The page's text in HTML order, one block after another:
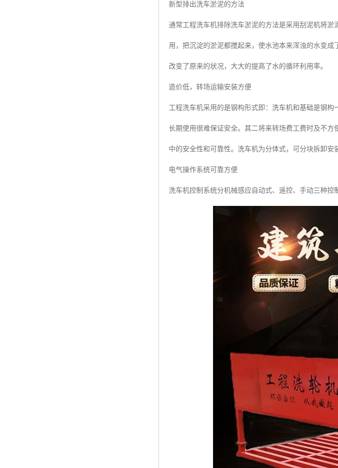
新型排出洗车淤泥的方法
通常工程洗车机排除洗车淤泥的方法是采用刮泥机将
用，把沉淀的淤泥都搅起来，使水池本来浑浊的水变
改变了原来的状况，大大的提高了水的循环利用率。
造价低，转场运输安装方便
工程洗车机采用的是钢构形式即：洗车机和基础是钢
长期使用很难保证安全。其二将来转场费工费时及不
中的安全性和可靠性。洗车机为分体式，可分块拆卸安
电气操作系统可靠方便
洗车机控制系统分机械感应自动式、遥控、手动三种控